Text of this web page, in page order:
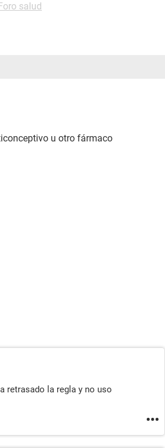
salud
u otro fármaco
retrasado la regla y no uso